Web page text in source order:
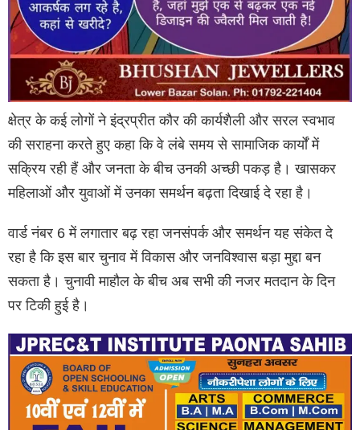
क्षेत्र के कई लोगों ने इंद्रप्रीत कौर की कार्यशैली और सरल स्वभाव
की सराहना करते हुए कहा कि वे लंबे समय से सामाजिक कार्यों में
सक्रिय रही हैं और जनता के बीच उनकी अच्छी पकड़ है। खासकर
महिलाओं और युवाओं में उनका समर्थन बढ़ता दिखाई दे रहा है।
वार्ड नंबर 6 में लगातार बढ़ रहा जनसंपर्क और समर्थन यह संकेत दे
रहा है कि इस बार चुनाव में विकास और जनविश्वास बड़ा मुद्दा बन
सकता है। चुनावी माहौल के बीच अब सभी की नजर मतदान के दिन
पर टिकी हुई है।